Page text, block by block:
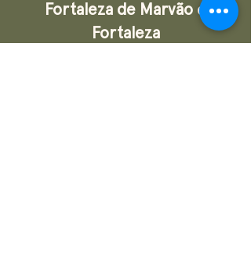
Fortaleza de Marvão e
Fortaleza